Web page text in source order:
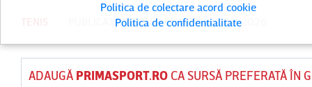
PUBLICAT DEDAIAN CUTUPE 12 MAI 2026
ADAUGĂ PRIMASPORT.ROCA SURSĂ PREFERATĂ ÎN
Politica de colectare acord cookie
Politica de confidentialitate